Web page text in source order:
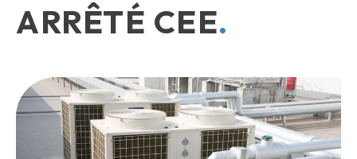
ARRÊTÉ CEE.